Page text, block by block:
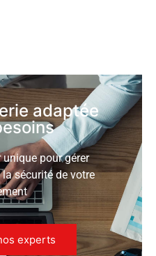
adaptée
pour gérer
sécurité de votre
experts